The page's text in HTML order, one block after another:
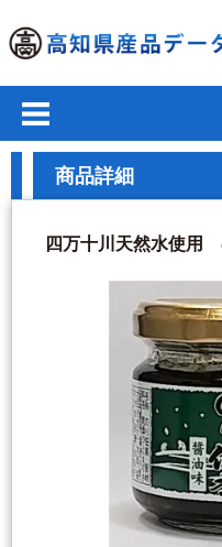
商品詳細
四万十川天然水使